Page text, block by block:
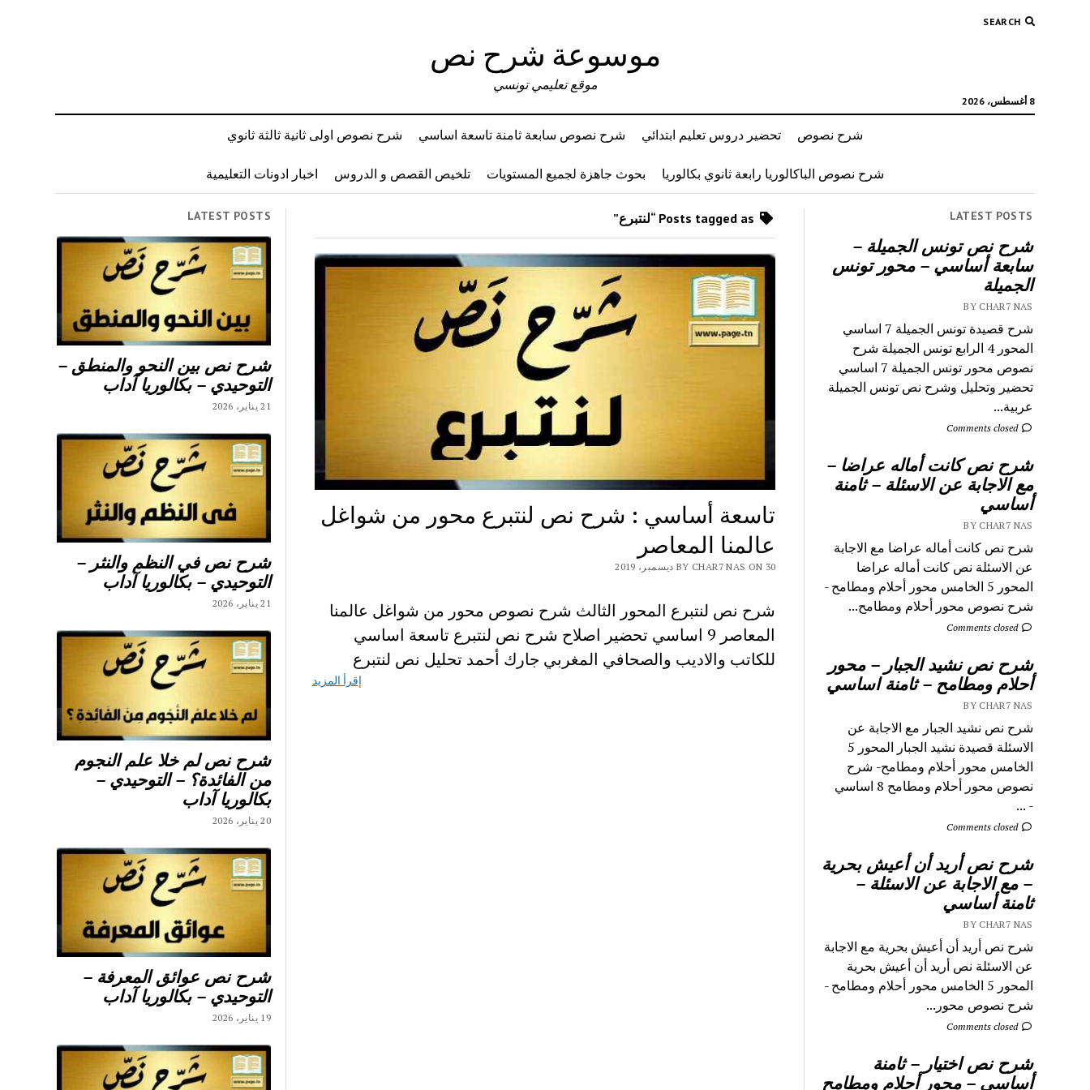
SEARCH
موسوعة شرح نص
8 أغسطس، 2026
موقع تعليمي تونسي
شرح نصوص تحضير دروس تعليم ابتدائي شرح نصوص سابعة ثامنة تاسعة اساسي شرح نصوص اولى ثانية ثالثة ثانوي
شرح نصوص الباكالوريا رابعة ثانوي بكالوريا بحوث جاهزة لجميع المستويات تلخيص القصص و الدروس اخبار ادونات التعليمية
LATEST POSTS
شرح نص تونس الجميلة –
سابعة أساسي – محور تونس
الجميلة
BY CHAR7 NAS
شرح قصيدة تونس الجميلة 7 اساسي
المحور 4 الرابع تونس الجميلة شرح
نصوص محور تونس الجميلة 7 اساسي
تحضير وتحليل وشرح نص تونس الجميلة
عربية...
Comments closed
شرح نص كانت أماله عراضا –
مع الاجابة عن الاسئلة – ثامنة
أساسي
BY CHAR7 NAS
شرح نص كانت أماله عراضا مع الاجابة
عن الاسئلة نص كانت أماله عراضا
المحور 5 الخامس محور أحلام ومطامح -
شرح نصوص محور أحلام ومطامح...
Comments closed
شرح نص نشيد الجبار – محور
أحلام ومطامح – ثامنة اساسي
BY CHAR7 NAS
شرح نص نشيد الجبار مع الاجابة عن
الاسئلة قصيدة نشيد الجبار المحور 5
الخامس محور أحلام ومطامح- شرح
نصوص محور أحلام ومطامح 8 اساسي
- ...
Comments closed
شرح نص أريد أن أعيش بحرية
– مع الاجابة عن الاسئلة –
ثامنة أساسي
BY CHAR7 NAS
شرح نص أريد أن أعيش بحرية مع الاجابة
عن الاسئلة نص أريد أن أعيش بحرية
المحور 5 الخامس محور أحلام ومطامح -
شرح نصوص محور...
Comments closed
شرح نص اختيار – ثامنة
أساسي – محور أحلام ومطامح
تاسعة أساسي : شرح نص لنتبرع محور من شواغل
عالمنا المعاصر
BY CHAR7 NAS ON 30 ديسمبر، 2019
شرح نص لنتبرع المحور الثالث شرح نصوص محور من شواغل عالمنا
المعاصر 9 اساسي تحضير اصلاح شرح نص لنتبرع تاسعة اساسي
للكاتب والاديب والصحافي المغربي جارك أحمد تحليل نص لنتبرع
إقرأ المزيد
LATEST POSTS
شرح نص بين النحو والمنطق –
التوحيدي – بكالوريا آداب
21 يناير، 2026
شرح نص في النظم والنثر –
التوحيدي – بكالوريا آداب
21 يناير، 2026
شرح نص لم خلا علم النجوم
من الفائدة؟ – التوحيدي –
بكالوريا آداب
20 يناير، 2026
شرح نص عوائق المعرفة –
التوحيدي – بكالوريا آداب
19 يناير، 2026